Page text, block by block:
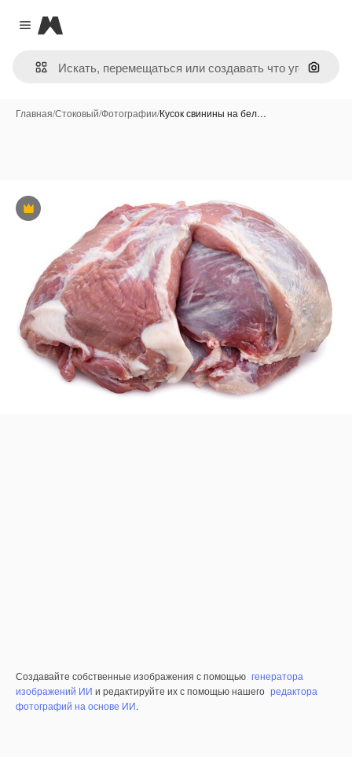
Close menu
Magnific
Поиск
Главная/Стоковый/Фотографии/Кусок свинины на бел…
Премиум
Создавайте собственные изображения с помощью генератора
изображений ИИ и редактируйте их с помощью нашего редактора
фотографий на основе ИИ.